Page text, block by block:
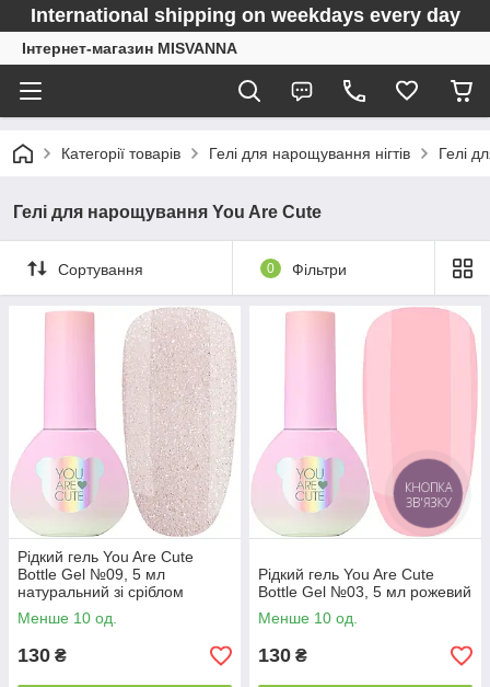
International shipping on weekdays every day
Інтернет-магазин MISVANNA
Категорії товарів Гелі для нарощування нігтів Гелі
Гелі для нарощування You Are Cute
Сортування 0 Фільтри
Рідкий гель You Are Cute
Bottle Gel №09, 5 мл
натуральний зі сріблом
Менше 10 од.
130 ₴
Рідкий гель You Are Cute
Bottle Gel №03, 5 мл рожевий
Менше 10 од.
130 ₴
КНОПКА
ЗВ'ЯЗКУ